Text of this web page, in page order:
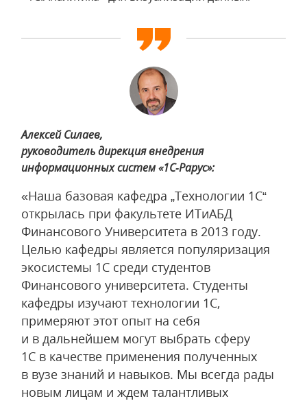
Алексей Силаев,
руководитель дирекция внедрения
информационных систем «1С‑Рарус»:
«Наша базовая кафедра „Технологии 1С“
открылась при факультете ИТиАБД
Финансового Университета в 2013 году.
Целью кафедры является популяризация
экосистемы 1С среди студентов
Финансового университета. Студенты
кафедры изучают технологии 1С,
примеряют этот опыт на себя
и в дальнейшем могут выбрать сферу
1С в качестве применения полученных
в вузе знаний и навыков. Мы всегда рады
новым лицам и ждем талантливых